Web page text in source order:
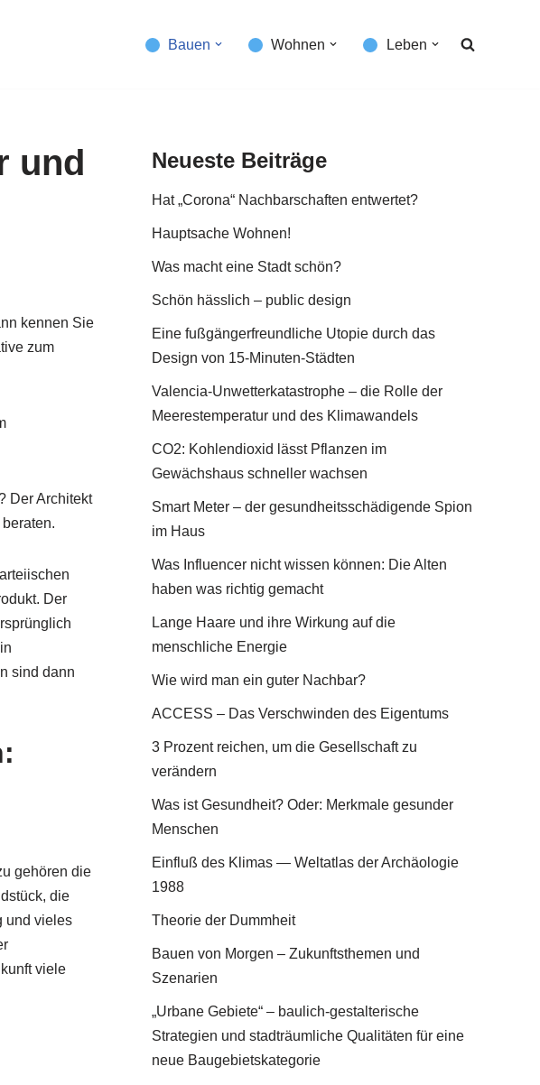
Bauen Wohnen Leben
und
kennen Sie
zum
Der Architekt
Der
sind dann
gehören die
die
und vieles
viele
Neueste Beiträge
Hat „Corona“ Nachbarschaften entwertet?
Hauptsache Wohnen!
Was macht eine Stadt schön?
Schön hässlich – public design
Eine fußgängerfreundliche Utopie durch das
Design von 15-Minuten-Städten
Valencia-Unwetterkatastrophe – die Rolle der
Meerestemperatur und des Klimawandels
CO2: Kohlendioxid lässt Pflanzen im
Gewächshaus schneller wachsen
Smart Meter – der gesundheitsschädigende Spion
im Haus
Was Influencer nicht wissen können: Die Alten
haben was richtig gemacht
Lange Haare und ihre Wirkung auf die
menschliche Energie
Wie wird man ein guter Nachbar?
ACCESS – Das Verschwinden des Eigentums
3 Prozent reichen, um die Gesellschaft zu
verändern
Was ist Gesundheit? Oder: Merkmale gesunder
Menschen
Einfluß des Klimas — Weltatlas der Archäologie
1988
Theorie der Dummheit
Bauen von Morgen – Zukunftsthemen und
Szenarien
„Urbane Gebiete“ – baulich-gestalterische
Strategien und stadträumliche Qualitäten für eine
neue Baugebietskategorie